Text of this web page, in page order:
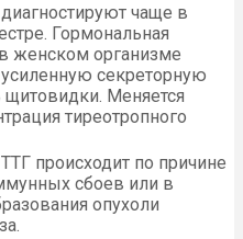
чаще в
Гормональная
женском организме
секреторную
щитовидки. Меняется
тиреотропного
происходит по причине
сбоев или в
опухоли